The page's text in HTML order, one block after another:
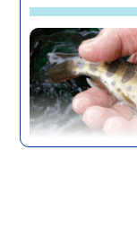
熊本
黒
宿
湯宿小国のオ